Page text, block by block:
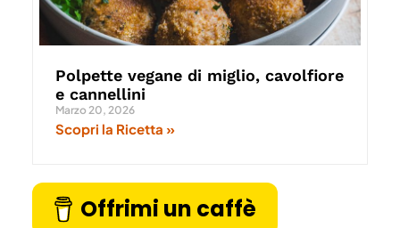
Polpette vegane di miglio, cavolfiore
e cannellini
Marzo 20, 2026
Scopri la Ricetta »
Offrimi un caffè